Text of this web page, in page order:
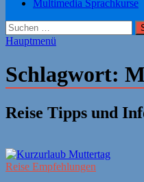
Multimedia Sprachkurse
Suchen
nach:
Hauptmenü
Schlagwort:
Reise Tipps und
Reise Empfehlungen